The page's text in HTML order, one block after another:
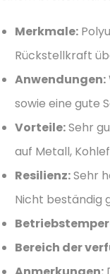
Merkmale:
Rückstellkraft
Anwendungen:
sowie eine gute
Vorteile:Sehr
auf Metall,
Resilienz:Sehr
Nicht beständig
Bereich der